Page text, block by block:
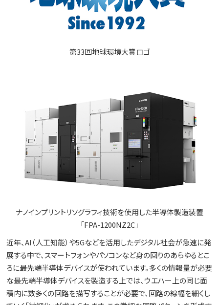
第33回地球環境大賞ロゴ
ナノインプリントリソグラフィ技術を使用した半導体製造装置
「FPA-1200NZ2C」
近年、AI（人工知能）や5Gなどを活用したデジタル社会が急速に発
展する中で、スマートフォンやパソコンなど身の回りのあらゆるとこ
ろに最先端半導体デバイスが使われています。多くの情報量が必要
な最先端半導体デバイスを製造する上では、ウエハー上の同じ面
積内に数多くの回路を描写することが必要で、回路の線幅を細くし